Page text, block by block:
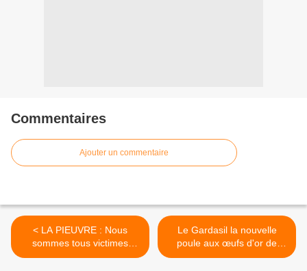
Commentaires
Ajouter un commentaire
< LA PIEUVRE : Nous
sommes tous victimes
BlackRock !
Le Gardasil la nouvelle
poule aux œufs d'or de
Bigpharma >